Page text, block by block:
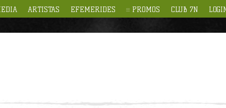
ARTISTAS EFEMERIDES PROMOS CLUB 7N